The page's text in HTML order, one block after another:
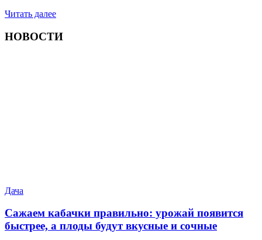
Читать далее
НОВОСТИ
Дача
Сажаем кабачки правильно: урожай появится
быстрее, а плоды будут вкусные и сочные